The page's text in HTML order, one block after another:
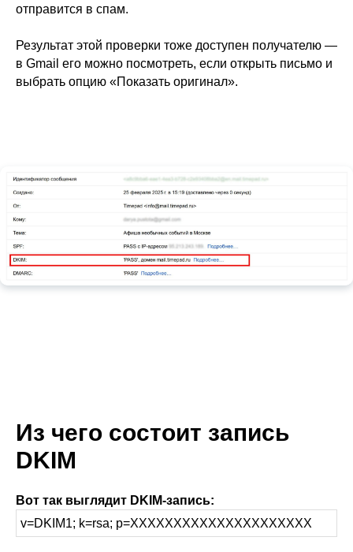
отправится в спам.
Результат этой проверки тоже доступен получателю —
в Gmail его можно посмотреть, если открыть письмо и
выбрать опцию «Показать оригинал».
Из чего состоит запись
DKIM
Вот так выглядит DKIM-запись:
v=DKIM1; k=rsa; p=XXXXXXXXXXXXXXXXXXXXX